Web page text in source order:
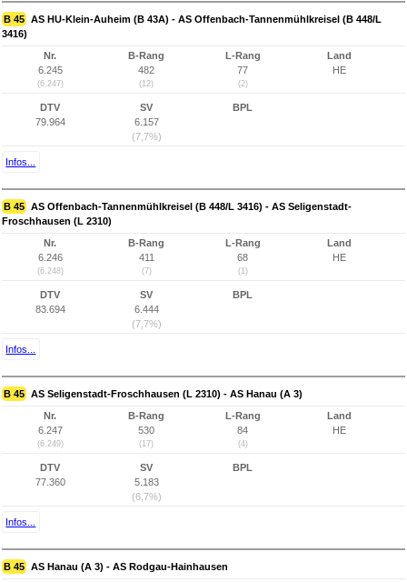
B 45 AS HU-Klein-Auheim (B 43A) - AS Offenbach-Tannenmühlkreisel (B 448/L
3416)
Nr.
6.245
(6.247)
B-Rang
482
(12)
L-Rang
77
(2)
Land
HE
DTV
79.964
SV
6.157
(7,7%)
BPL
Infos...
B 45 AS Offenbach-Tannenmühlkreisel (B 448/L 3416) - AS Seligenstadt-
Froschhausen (L 2310)
Nr.
6.246
(6.248)
B-Rang
411
(7)
L-Rang
68
(1)
Land
HE
DTV
83.694
SV
6.444
(7,7%)
BPL
Infos...
B 45 AS Seligenstadt-Froschhausen (L 2310) - AS Hanau (A 3)
Nr.
6.247
(6.249)
B-Rang
530
(17)
L-Rang
84
(4)
Land
HE
DTV
77.360
SV
5.183
(6,7%)
BPL
Infos...
B 45 AS Hanau (A 3) - AS Rodgau-Hainhausen